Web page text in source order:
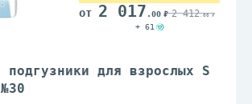
для взрослых S
2 017 .00 2 412.00
+ 61